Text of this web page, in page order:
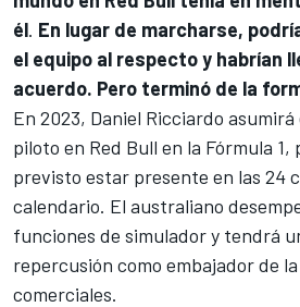
él. En lugar de marcharse,
el equipo al respecto y habrían
acuerdo. Pero terminó de la
En 2023, Daniel Ricciardo
piloto en Red Bull en la Fórmula 1,
previsto estar presente en las 24
calendario. El australiano
funciones de simulador y tendrá
repercusión como embajador de
comerciales.